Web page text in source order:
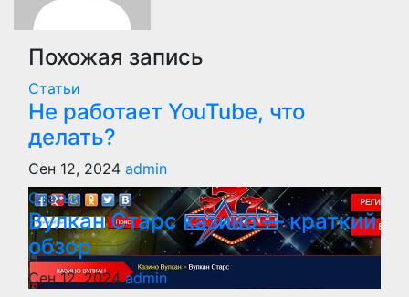
Похожая запись
Статьи
Не работает YouTube, что
делать?
Сен 12, 2024 admin
Статьи
Вулкан Старс казино — краткий
обзор
Сен 12, 2024admin